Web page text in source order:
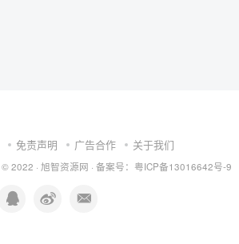
免责声明 广告合作 关于我们
2022 · 旭智资源网 · 备案号： 粤ICP备13016642号-9